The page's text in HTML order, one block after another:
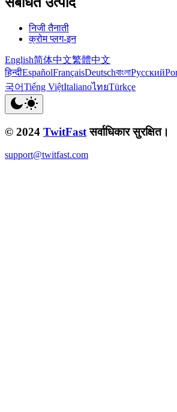
निजी तैनाती
क्रोम प्लग-इन
English简体中文繁體中文
हिन्दीEspañolFrançaisDeutschবাংলাРусский
국어Tiếng ViệtItalianoไทยTürkçe
© 2024 TwitFast सर्वाधिकार सुरक्षित।
support@twitfast.com